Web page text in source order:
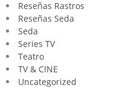
Reseñas Rastros
Reseñas Seda
Seda
Series TV
Teatro
TV & CINE
Uncategorized